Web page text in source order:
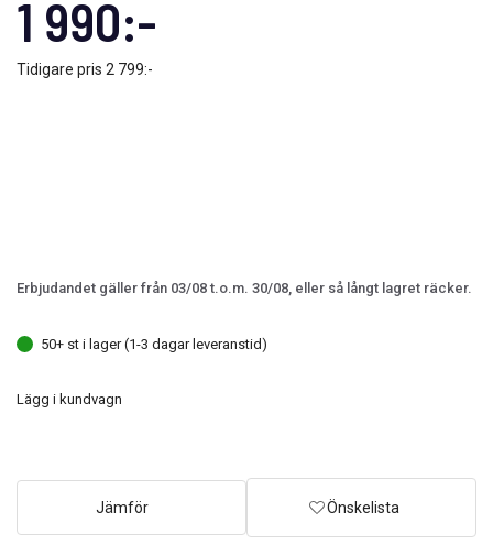
1 990:-
Tidigare pris 2 799:-
Erbjudandet gäller från 03/08 t.o.m. 30/08, eller så långt lagret räcker.
50+ st i lager (1-3 dagar leveranstid)
Lägg i kundvagn
Jämför Önskelista